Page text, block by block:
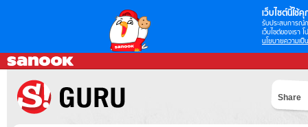
เว็บไซต์นี้ใช้คุ
รับประสบการณ์
เว็บไซต์ของเรา
นโยบายความเป็
Share